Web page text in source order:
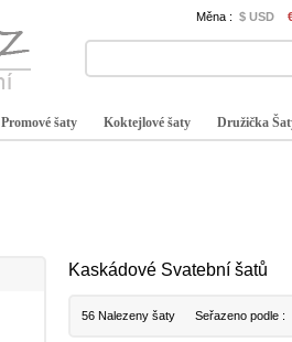
Měna : $ USD
Promové šaty Koktejlové šaty Družička
Kaskádové Svatební šatů
56 Nalezeny šaty Seřazeno podle :